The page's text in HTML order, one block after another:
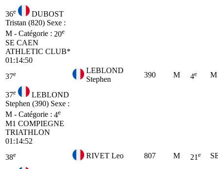
36e
DUBOST
Tristan (820) Sexe :
M - Catégorie : 20e
SE CAEN
ATHLETIC CLUB*
01:14:50
37e
LEBLOND
Stephen
390 M 4e
37e
LEBLOND
Stephen (390) Sexe :
M - Catégorie : 4e
M1 COMPIEGNE
TRIATHLON
01:14:52
38e RIVET Leo 807 M 21 e